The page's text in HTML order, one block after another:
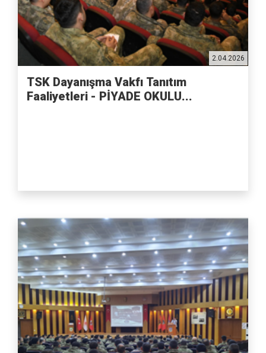
2.04.2026
TSK Dayanışma Vakfı Tanıtım
Faaliyetleri - PİYADE OKULU...